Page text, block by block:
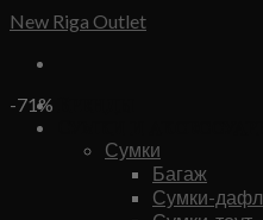
Skip
content
New Riga Outlet
Сумки
Багаж
Сумки-дафл
-71%